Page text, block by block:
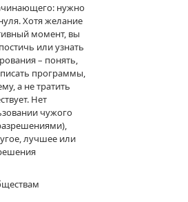
нужно
Хотя желание
момент, вы
или узнать
– понять,
программы,
а не тратить
Нет
чужого
лучшее или